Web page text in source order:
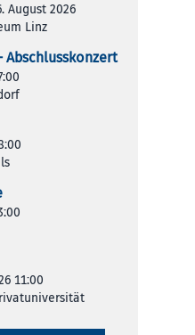
August 2026
Linz
Abschlusskonzert
11:00